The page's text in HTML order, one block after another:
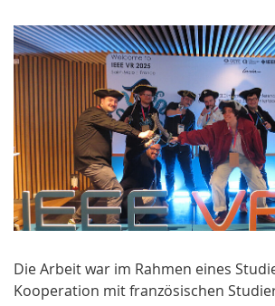
Die Arbeit war im Rahmen eines
Kooperation mit französischen